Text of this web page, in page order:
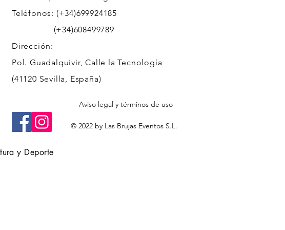
Teléfonos: (+34)699924185
(+34)608499789
Dirección:
Pol. Guadalquivir, Calle la Tecnología
(41120 Sevilla, España)
Aviso legal y términos de uso
© 2022 by Las Brujas Eventos S.L.
y Deporte